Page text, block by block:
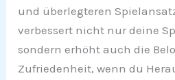
und überlegteren
verbessert nicht nur deine
sondern erhöht auch die
Zufriedenheit, wenn du